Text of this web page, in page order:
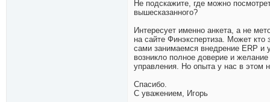
Не подскажите, где можно
вышесказанного?
Интересует именно анкета, а не
на сайте Финэкспертиза. Может
сами занимаемся внедрение ERP
возникло полное доверие и
управления. Но опыта у нас в этом
Спасибо.
С уважением, Игорь